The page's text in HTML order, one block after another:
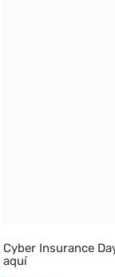
Cyber Insurance
aquí